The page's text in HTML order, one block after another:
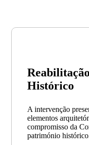
Histórico
A intervenção
elementos
compromisso da
património